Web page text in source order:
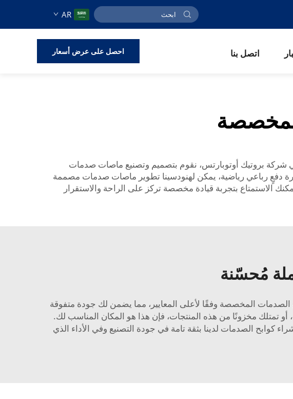
AR
اتصل بنا احصل على عرض أسعار
بروتيك أوتوبارتس، نقوم بتصميم وتصنيع ماصات صدمات
دفعٍ رباعي رياضية، يمكن لهنودسينا تطوير ماصات صدمات مصممة
بتجربة قيادة مخصصة تركز على الراحة والاستقرار
مُحسّنة
المخصصة وفقًا لأعلى المعايير، مما يضمن لك جودة متفوقة
مخزونًا من هذه المنتجات، فإن هذا هو المكان المناسب لك.
كوابح الصدمات لدينا بثقة تامة في جودة التصنيع وفي الأداء الذي